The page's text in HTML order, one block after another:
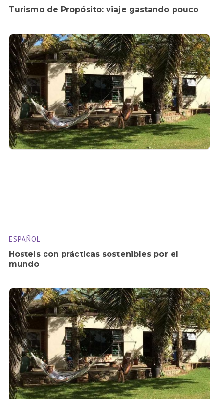
Turismo de Propósito: viaje gastando pouco
ESPAÑOL
Hostels con prácticas sostenibles por el
mundo